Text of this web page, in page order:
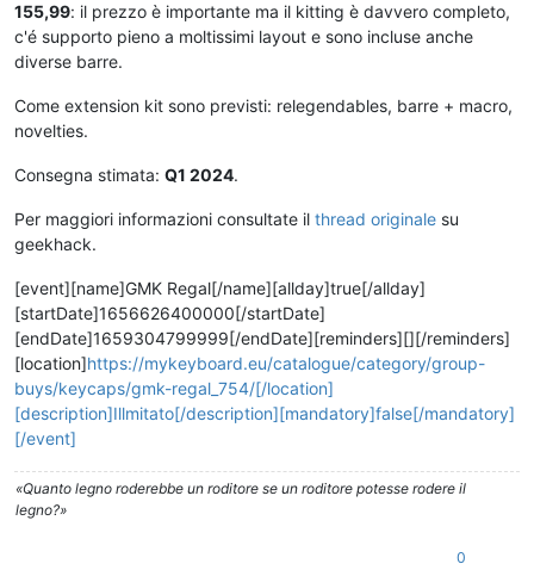
155,99: il prezzo è importante ma il kitting è davvero completo,
c'é supporto pieno a moltissimi layout e sono incluse anche
diverse barre.
Come extension kit sono previsti: relegendables, barre + macro,
novelties.
Consegna stimata: Q1 2024.
Per maggiori informazioni consultate il thread originale su
geekhack.
[event][name]GMK Regal[/name][allday]true[/allday]
[startDate]1656626400000[/startDate]
[endDate]1659304799999[/endDate][reminders][][/reminders]
[location]https://mykeyboard.eu/catalogue/category/group-
buys/keycaps/gmk-regal_754/[/location]
[description]Illmitato[/description][mandatory]false[/mandatory]
[/event]
«Quanto legno roderebbe un roditore se un roditore potesse rodere il
legno?»
0